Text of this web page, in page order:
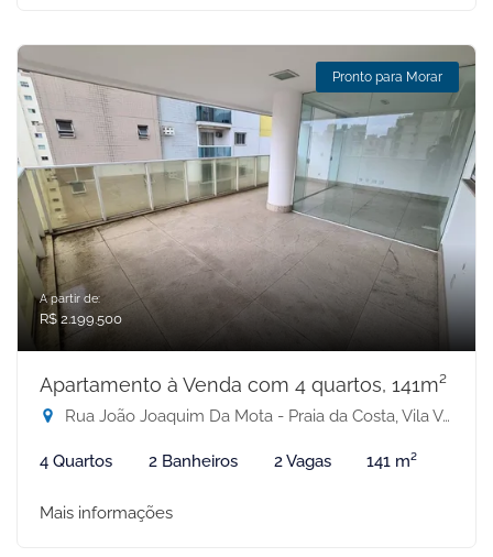
Pronto para Morar
A partir de:
R$ 2.199.500
Apartamento à Venda com 4 quartos, 141m²
Rua João Joaquim Da Mota - Praia da Costa, Vila Velha-ES
4 Quartos 2 Banheiros 2 Vagas 141 m²
Mais informações